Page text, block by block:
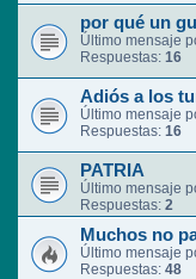
por qué un
Último mensaje
Respuestas: 16
Adiós a los
Último mensaje
Respuestas: 16
PATRIA
Último mensaje
Respuestas: 2
Muchos no
Último mensaje
Respuestas: 48